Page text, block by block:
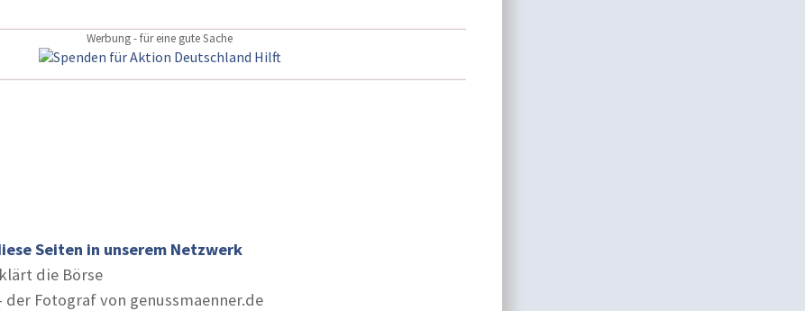
Werbung - für eine gute Sache
Seiten in unserem Netzwerk
die Börse
der Fotograf von genussmaenner.de